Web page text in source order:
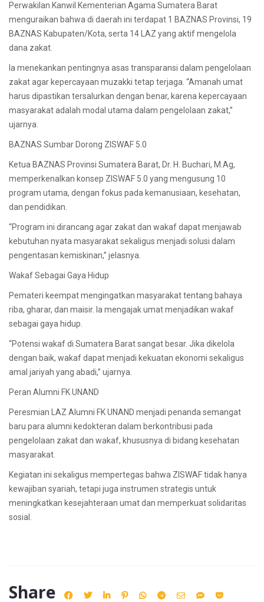
Perwakilan Kanwil Kementerian Agama Sumatera Barat
menguraikan bahwa di daerah ini terdapat 1 BAZNAS Provinsi, 19
BAZNAS Kabupaten/Kota, serta 14 LAZ yang aktif mengelola
dana zakat.
Ia menekankan pentingnya asas transparansi dalam pengelolaan
zakat agar kepercayaan muzakki tetap terjaga. “Amanah umat
harus dipastikan tersalurkan dengan benar, karena kepercayaan
masyarakat adalah modal utama dalam pengelolaan zakat,”
ujarnya.
BAZNAS Sumbar Dorong ZISWAF 5.0
Ketua BAZNAS Provinsi Sumatera Barat, Dr. H. Buchari, M.Ag,
memperkenalkan konsep ZISWAF 5.0 yang mengusung 10
program utama, dengan fokus pada kemanusiaan, kesehatan,
dan pendidikan.
“Program ini dirancang agar zakat dan wakaf dapat menjawab
kebutuhan nyata masyarakat sekaligus menjadi solusi dalam
pengentasan kemiskinan,” jelasnya.
Wakaf Sebagai Gaya Hidup
Pemateri keempat mengingatkan masyarakat tentang bahaya
riba, gharar, dan maisir. Ia mengajak umat menjadikan wakaf
sebagai gaya hidup.
“Potensi wakaf di Sumatera Barat sangat besar. Jika dikelola
dengan baik, wakaf dapat menjadi kekuatan ekonomi sekaligus
amal jariyah yang abadi,” ujarnya.
Peran Alumni FK UNAND
Peresmian LAZ Alumni FK UNAND menjadi penanda semangat
baru para alumni kedokteran dalam berkontribusi pada
pengelolaan zakat dan wakaf, khususnya di bidang kesehatan
masyarakat.
Kegiatan ini sekaligus mempertegas bahwa ZISWAF tidak hanya
kewajiban syariah, tetapi juga instrumen strategis untuk
meningkatkan kesejahteraan umat dan memperkuat solidaritas
sosial.
Share